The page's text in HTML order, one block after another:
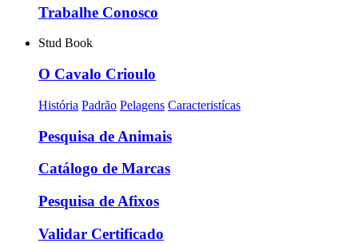
Trabalhe Conosco
Stud Book
O Cavalo Crioulo
História Padrão Pelagens Caracteristícas
Pesquisa de Animais
Catálogo de Marcas
Pesquisa de Afixos
Validar Certificado